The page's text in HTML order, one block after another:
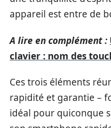
appareil est entre de
A lire en complément :
clavier : nom des
Ces trois éléments
rapidité et garantie –
idéal pour quiconque